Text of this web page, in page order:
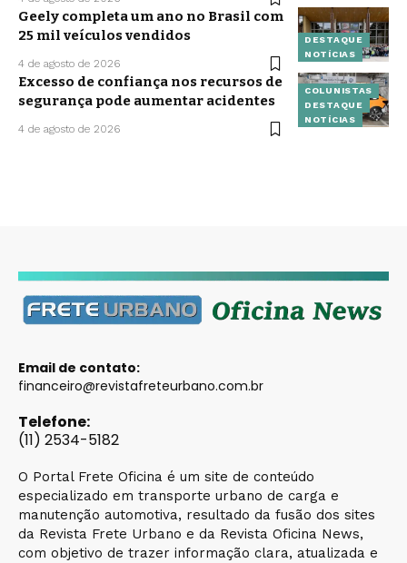
DESTAQUE
NOTÍCIAS
Geely completa um ano no Brasil com
25 mil veículos vendidos
4 de agosto de 2026
COLUNISTAS
DESTAQUE
NOTÍCIAS
Excesso de confiança nos recursos de
segurança pode aumentar acidentes
4 de agosto de 2026
Email de contato:
financeiro@revistafreteurbano.com.br
Telefone:
(11) 2534-5182
O Portal Frete Oficina é um site de conteúdo
especializado em transporte urbano de carga e
manutenção automotiva, resultado da fusão dos sites
da Revista Frete Urbano e da Revista Oficina News,
com objetivo de trazer informação clara, atualizada e